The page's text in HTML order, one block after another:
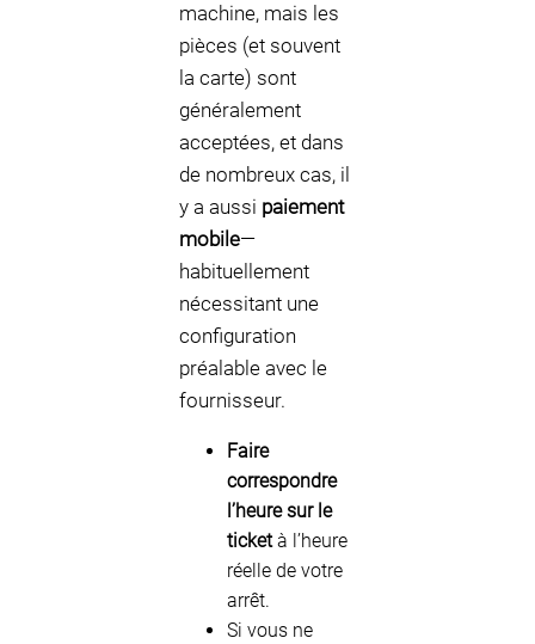
machine, mais les
pièces (et souvent
la carte) sont
généralement
acceptées, et dans
de nombreux cas, il
y a aussi paiement
mobile—
habituellement
nécessitant une
configuration
préalable avec le
fournisseur.
Faire
correspondre
l’heure sur le
ticketà l’heure
réelle de votre
arrêt.
Si vous ne